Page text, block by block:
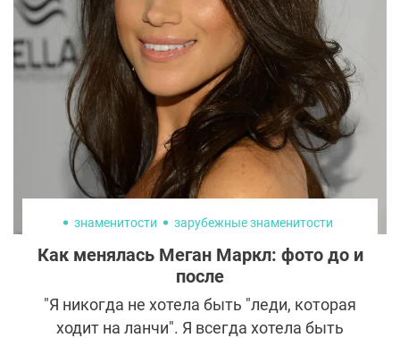
обсуждают политику, другие по полочкам
разбирают внешность дочки миллиардера.
Специалисты считают, что миловидное
лицо Иванки Трамп – результат
прекрасной работы пластических
хирургов.
знаменитости зарубежные знаменитости
Как менялась Меган Маркл: фото до и
после
"Я никогда не хотела быть "леди, которая
ходит на ланчи". Я всегда хотела быть